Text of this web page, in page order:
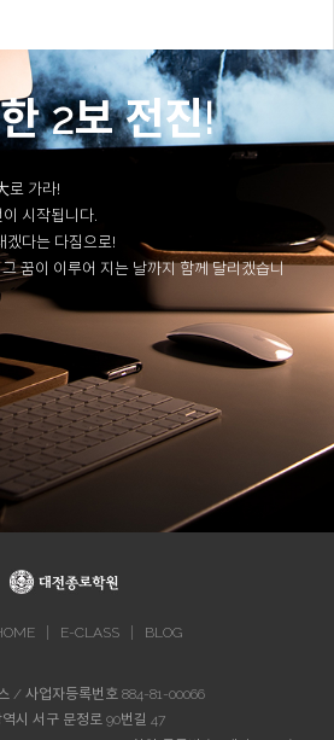
2보 전진!
로 가라!
시작됩니다.
겠다는 다짐으로!
꿈이 이루어 지는 날까지 함께 달리겠습니
E-CLASS BLOG
/ 사업자등록번호 884-81-00066
역시 서구 문정로 90번길 47